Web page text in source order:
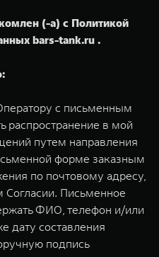
(-а) с Политикой
bars-tank.ru .
с письменным
распространение в мой
путем направления
форме заказным
по почтовому адресу,
Письменное
ФИО, телефон и/или
дату составления
подпись